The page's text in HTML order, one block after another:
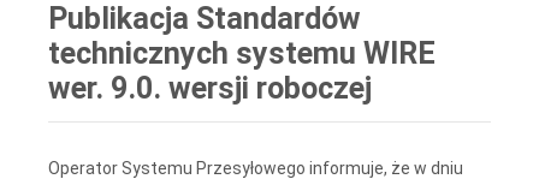
Publikacja Standardów
technicznych systemu WIRE
wer. 9.0. wersji roboczej
Operator Systemu Przesyłowego informuje, że w dniu